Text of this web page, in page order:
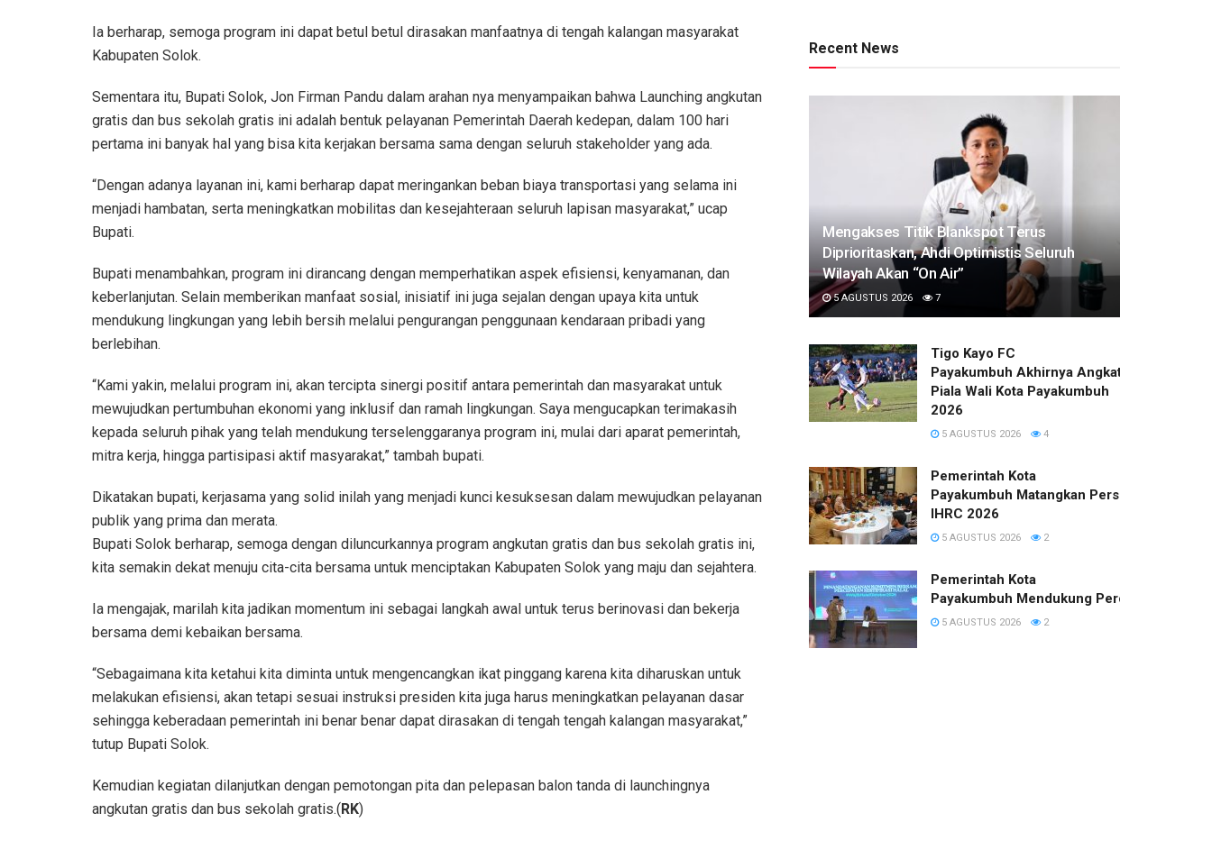
Ia berharap, semoga program ini dapat betul betul dirasakan manfaatnya di tengah kalangan masyarakat
Kabupaten Solok.
Sementara itu, Bupati Solok, Jon Firman Pandu dalam arahan nya menyampaikan bahwa Launching angkutan
gratis dan bus sekolah gratis ini adalah bentuk pelayanan Pemerintah Daerah kedepan, dalam 100 hari
pertama ini banyak hal yang bisa kita kerjakan bersama sama dengan seluruh stakeholder yang ada.
“Dengan adanya layanan ini, kami berharap dapat meringankan beban biaya transportasi yang selama ini
menjadi hambatan, serta meningkatkan mobilitas dan kesejahteraan seluruh lapisan masyarakat,” ucap
Bupati.
Bupati menambahkan, program ini dirancang dengan memperhatikan aspek efisiensi, kenyamanan, dan
keberlanjutan. Selain memberikan manfaat sosial, inisiatif ini juga sejalan dengan upaya kita untuk
mendukung lingkungan yang lebih bersih melalui pengurangan penggunaan kendaraan pribadi yang
berlebihan.
“Kami yakin, melalui program ini, akan tercipta sinergi positif antara pemerintah dan masyarakat untuk
mewujudkan pertumbuhan ekonomi yang inklusif dan ramah lingkungan. Saya mengucapkan terimakasih
kepada seluruh pihak yang telah mendukung terselenggaranya program ini, mulai dari aparat pemerintah,
mitra kerja, hingga partisipasi aktif masyarakat,” tambah bupati.
Dikatakan bupati, kerjasama yang solid inilah yang menjadi kunci kesuksesan dalam mewujudkan pelayanan
publik yang prima dan merata.
Bupati Solok berharap, semoga dengan diluncurkannya program angkutan gratis dan bus sekolah gratis ini,
kita semakin dekat menuju cita-cita bersama untuk menciptakan Kabupaten Solok yang maju dan sejahtera.
Ia mengajak, marilah kita jadikan momentum ini sebagai langkah awal untuk terus berinovasi dan bekerja
bersama demi kebaikan bersama.
“Sebagaimana kita ketahui kita diminta untuk mengencangkan ikat pinggang karena kita diharuskan untuk
melakukan efisiensi, akan tetapi sesuai instruksi presiden kita juga harus meningkatkan pelayanan dasar
sehingga keberadaan pemerintah ini benar benar dapat dirasakan di tengah tengah kalangan masyarakat,”
tutup Bupati Solok.
Kemudian kegiatan dilanjutkan dengan pemotongan pita dan pelepasan balon tanda di launchingnya
angkutan gratis dan bus sekolah gratis.(RK)
Recent News
Mengakses Titik Blankspot Terus
Diprioritaskan, Ahdi Optimistis Seluruh
Wilayah Akan “On Air”
5 AGUSTUS 2026 7
Tigo Kayo FC
Payakumbuh Akhirnya Angkat Trofi
Piala Wali Kota Payakumbuh
2026
5 AGUSTUS 2026 4
Pemerintah Kota
Payakumbuh Matangkan Persiapan
IHRC 2026
5 AGUSTUS 2026 2
Pemerintah Kota
Payakumbuh Mendukung Percepatan
5 AGUSTUS 2026 2